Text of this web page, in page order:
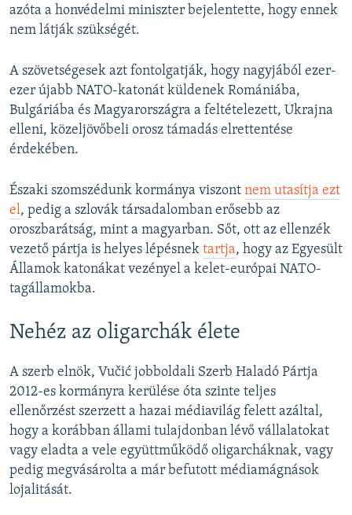
azóta a honvédelmi miniszter bejelentette, hogy ennek
nem látják szükségét.
A szövetségesek azt fontolgatják, hogy nagyjából ezer-
ezer újabb NATO-katonát küldenek Romániába,
Bulgáriába és Magyarországra a feltételezett, Ukrajna
elleni, közeljövőbeli orosz támadás elrettentése
érdekében.
Északi szomszédunk kormánya viszont nem utasítja ezt
el, pedig a szlovák társadalomban erősebb az
oroszbarátság, mint a magyarban. Sőt, ott az ellenzék
vezető pártja is helyes lépésnek tartja, hogy az Egyesült
Államok katonákat vezényel a kelet-európai NATO-
tagállamokba.
Nehéz az oligarchák élete
A szerb elnök, Vučić jobboldali Szerb Haladó Pártja
2012-es kormányra kerülése óta szinte teljes
ellenőrzést szerzett a hazai médiavilág felett azáltal,
hogy a korábban állami tulajdonban lévő vállalatokat
vagy eladta a vele együttműködő oligarcháknak, vagy
pedig megvásárolta a már befutott médiamágnások
lojalitását.